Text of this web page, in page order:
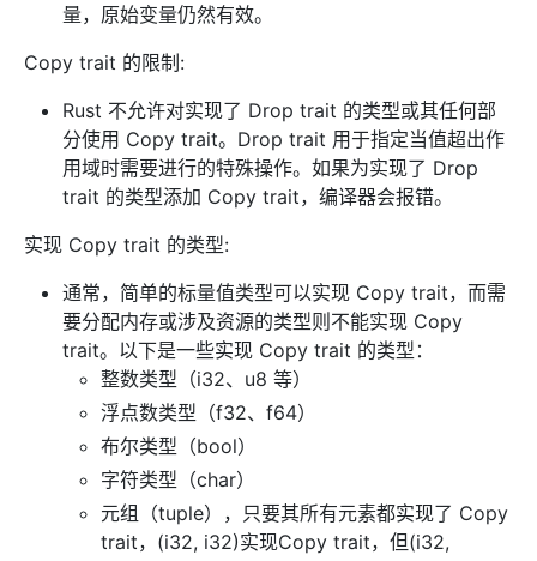
量，原始变量仍然有效。
Copy trait 的限制:
Rust 不允许对实现了 Drop trait 的类型或其任何部
分使用 Copy trait。Drop trait 用于指定当值超出作
用域时需要进行的特殊操作。如果为实现了 Drop
trait 的类型添加 Copy trait，编译器会报错。
实现 Copy trait 的类型:
通常，简单的标量值类型可以实现 Copy trait，而需
要分配内存或涉及资源的类型则不能实现 Copy
trait。以下是一些实现 Copy trait 的类型：
整数类型（i32、u8 等）
浮点数类型（f32、f64）
布尔类型（bool）
字符类型（char）
元组（tuple），只要其所有元素都实现了 Copy
trait，(i32, i32)实现Copy trait，但(i32,